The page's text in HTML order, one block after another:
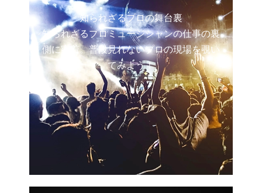
知られざるプロの舞台裏
知られざるプロミュージシャンの仕事の裏
側に密着。普段見れないプロの現場を覗い
てみよう！